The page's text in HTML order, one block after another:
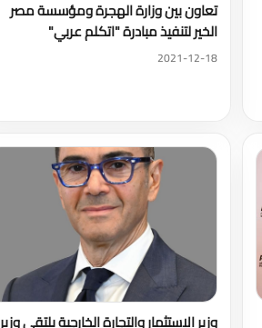
تعاون بين وزارة الهجرة ومؤسسة مصر
الخير لتنفيذ مبادرة "اتكلم عربي"
2021-12-18
وزير الاستثمار والتجارة الخارجية يلتقي وزير